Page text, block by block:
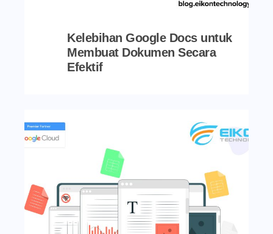
Kelebihan Google Docs untuk
Membuat Dokumen Secara
Efektif